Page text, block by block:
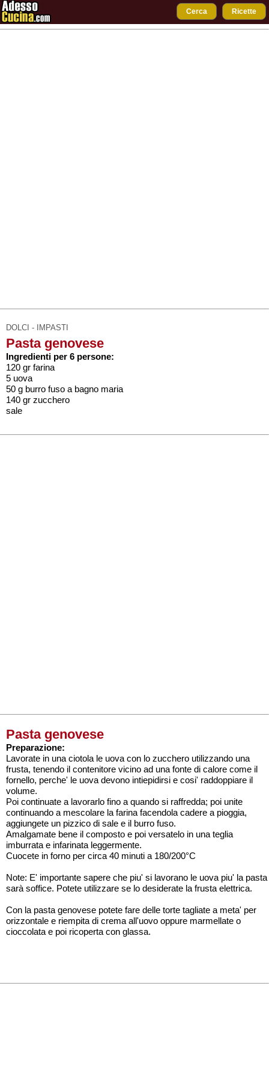
Cerca Ricette
DOLCI - IMPASTI
Pasta genovese
Ingredienti per 6 persone:
120 gr farina
5 uova
50 g burro fuso a bagno maria
140 gr zucchero
sale
Pasta genovese
Preparazione:
Lavorate in una ciotola le uova con lo zucchero utilizzando una
frusta, tenendo il contenitore vicino ad una fonte di calore come il
fornello, perche' le uova devono intiepidirsi e cosi' raddoppiare il
volume.
Poi continuate a lavorarlo fino a quando si raffredda; poi unite
continuando a mescolare la farina facendola cadere a pioggia,
aggiungete un pizzico di sale e il burro fuso.
Amalgamate bene il composto e poi versatelo in una teglia
imburrata e infarinata leggermente.
Cuocete in forno per circa 40 minuti a 180/200°C
Note: E' importante sapere che piu' si lavorano le uova piu' la pasta
sarà soffice. Potete utilizzare se lo desiderate la frusta elettrica.
Con la pasta genovese potete fare delle torte tagliate a meta' per
orizzontale e riempita di crema all'uovo oppure marmellate o
cioccolata e poi ricoperta con glassa.